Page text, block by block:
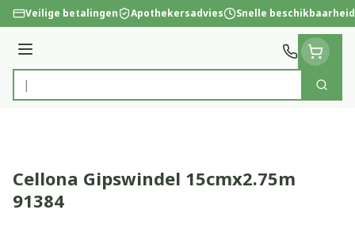
Ga naar de inhoud
Veilige betalingen Apothekersadvies Snelle beschikbaarheid
Menu
Product, merk, categorie...
Zoek
Cellona Gipswindel 15cmx2.75m
91384